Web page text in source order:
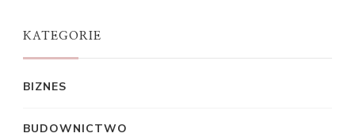
KATEGORIE
BIZNES
BUDOWNICTWO